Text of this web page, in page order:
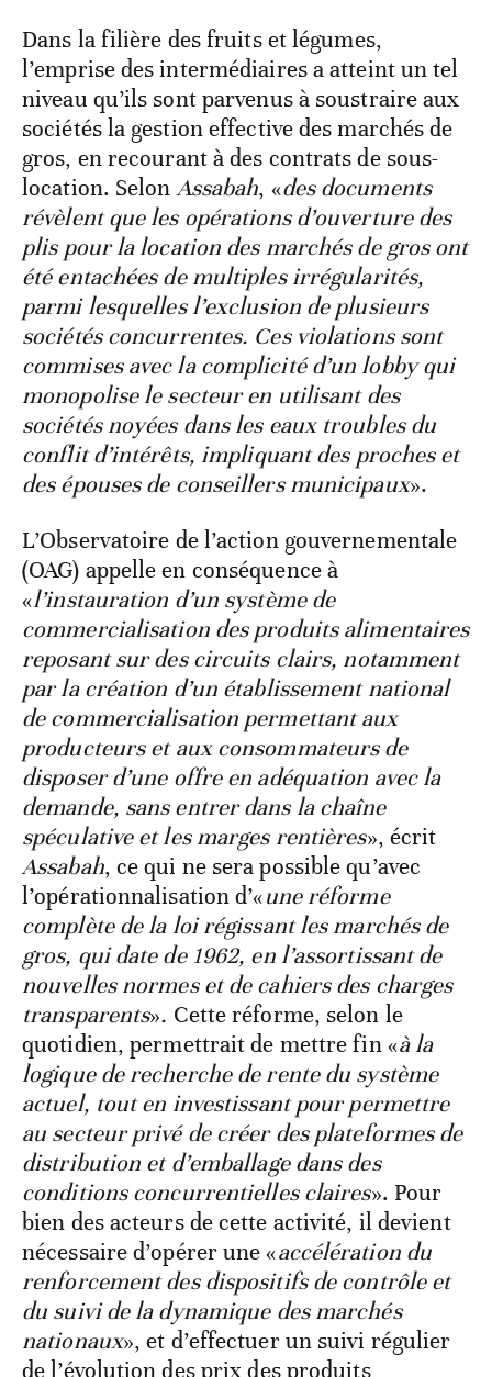
Dans la filière des fruits et légumes,
l’emprise des intermédiaires a atteint un tel
niveau qu’ils sont parvenus à soustraire aux
sociétés la gestion effective des marchés de
gros, en recourant à des contrats de sous-
location. SelonAssabah, «des documents
révèlent que les opérations d’ouverture des
plis pour la location des marchés de gros ont
été entachées de multiples irrégularités,
parmi lesquelles l’exclusion de plusieurs
sociétés concurrentes. Ces violations sont
commises avec la complicité d’un lobby qui
monopolise le secteur en utilisant des
sociétés noyées dans les eaux troubles du
conflit d’intérêts, impliquant des proches et
des épouses de conseillers municipaux».
L’Observatoire de l’action gouvernementale
(OAG) appelle en conséquence à
«l’instauration d’un système de
commercialisation des produits alimentaires
reposant sur des circuits clairs, notamment
par la création d’un établissement national
de commercialisation permettant aux
producteurs et aux consommateurs de
disposer d’une offre en adéquation avec la
demande, sans entrer dans la chaîne
spéculative et les marges rentières», écrit
Assabah, ce qui ne sera possible qu’avec
l’opérationnalisation d’«une réforme
complète de la loi régissant les marchés de
gros, qui date de 1962, en l’assortissant de
nouvelles normes et de cahiers des charges
transparents». Cette réforme, selon le
quotidien, permettrait de mettre fin «à la
logique de recherche de rente du système
actuel, tout en investissant pour permettre
au secteur privé de créer des plateformes de
distribution et d’emballage dans des
conditions concurrentielles claires». Pour
bien des acteurs de cette activité, il devient
nécessaire d’opérer une «accélération du
renforcement des dispositifs de contrôle et
du suivi de la dynamique des marchés
nationaux», et d’effectuer un suivi régulier
de l’évolution des prix des produits